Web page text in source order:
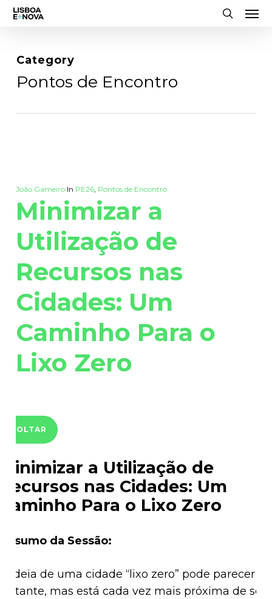
Skip
content
Category
Pontos de Encontro
João Gameiro In PE26, Pontos de Encontro
Minimizar a
Utilização de
Recursos nas
Cidades: Um
Caminho Para o
Lixo Zero
VOLTAR
a Utilização de
nas Cidades: Um
Para o Lixo Zero
da Sessão:
ideia de uma cidade “lixo zero” pode parecer
mas está cada vez mais próxima de ser